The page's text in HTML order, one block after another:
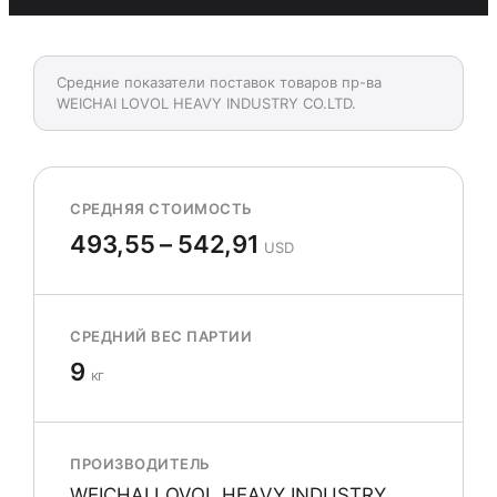
Средние показатели поставок товаров пр-ва
WEICHAI LOVOL HEAVY INDUSTRY CO.LTD.
СРЕДНЯЯ СТОИМОСТЬ
493,55 – 542,91 USD
СРЕДНИЙ ВЕС ПАРТИИ
9 кг
ПРОИЗВОДИТЕЛЬ